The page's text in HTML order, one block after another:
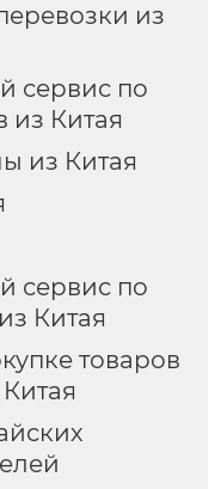
из
сервис по
из Китая
из Китая
сервис по
Китая
товаров